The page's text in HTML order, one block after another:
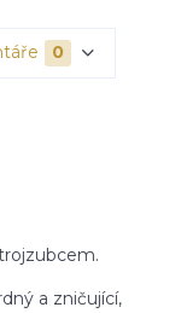
0
a zničující,